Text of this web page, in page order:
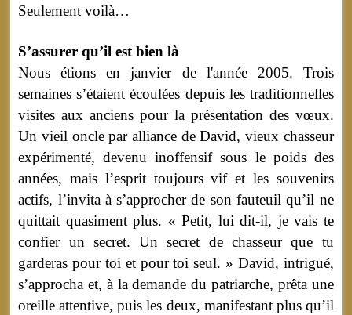
Seulement voilà…
S’assurer qu’il est bien là
Nous étions en janvier de l'année 2005. Trois
semaines s’étaient écoulées depuis les traditionnelles
visites aux anciens pour la présentation des vœux.
Un vieil oncle par alliance de David, vieux chasseur
expérimenté, devenu inoffensif sous le poids des
années, mais l’esprit toujours vif et les souvenirs
actifs, l’invita à s’approcher de son fauteuil qu’il ne
quittait quasiment plus. « Petit, lui dit-il, je vais te
confier un secret. Un secret de chasseur que tu
garderas pour toi et pour toi seul. » David, intrigué,
s’approcha et, à la demande du patriarche, prêta une
oreille attentive, puis les deux, manifestant plus qu’il